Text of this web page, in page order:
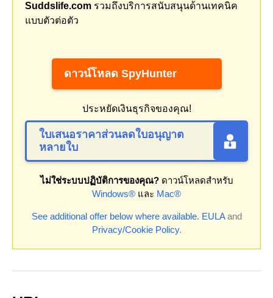
Suddslife.com รวมถึงบริการสนับสนุนด้านเทคนิค
แบบตัวต่อตัว
ดาวน์โหลด SpyHunter
ประหยัดเงินธุรกิจของคุณ!
ใบเสนอราคาส่วนลดใบอนุญาต
หลายใบ
ไม่ใช่ระบบปฏิบัติการของคุณ?ดาวน์โหลดสำหรับ
Windows® และ Mac®
See additional offer below where available. EULAand
Privacy/Cookie Policy.